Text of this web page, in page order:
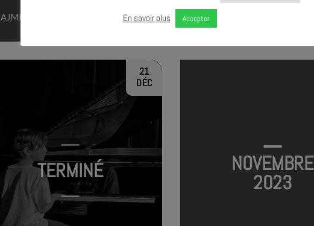
AJMI MÔME – OBJECTIF SCÈNE !
21
DÉC
TERMINÉ
NOVEMBRE
2023
En savoir plus Accepter